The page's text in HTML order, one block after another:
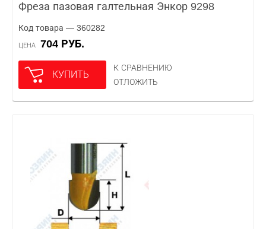
Фреза пазовая галтельная Энкор 9298
Код товара — 360282
ЦЕНА 704 РУБ.
КУПИТЬ
К СРАВНЕНИЮ
ОТЛОЖИТЬ